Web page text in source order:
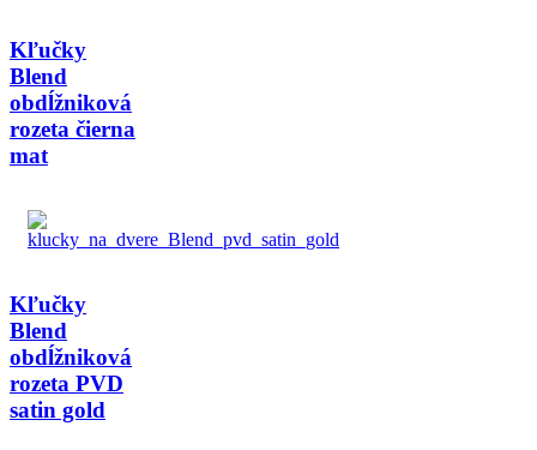
Kľučky
Blend
obdĺžniková
rozeta čierna
mat
Kľučky
Blend
obdĺžniková
rozeta PVD
satin gold